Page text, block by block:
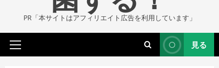
ま
PR「本サイトはアフィリエイト広告を利用しています」
プ
見る